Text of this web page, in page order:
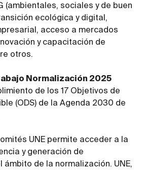
(ambientales, sociales y de buen
ecológica y digital,
acceso a mercados
y capacitación de
otros.
Normalización 2025
de los 17 Objetivos de
(ODS) de la Agenda 2030 de
UNE permite acceder a la
y generación de
ámbito de la normalización. UNE,